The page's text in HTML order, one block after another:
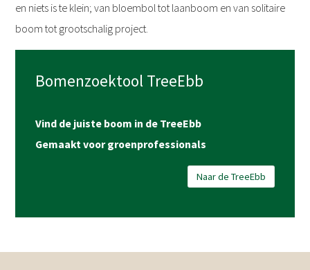
en niets is te klein; van bloembol tot laanboom en van solitaire
boom tot grootschalig project.
Bomenzoektool TreeEbb
Vind de juiste boom in de TreeEbb
Gemaakt voor groenprofessionals
Naar de TreeEbb